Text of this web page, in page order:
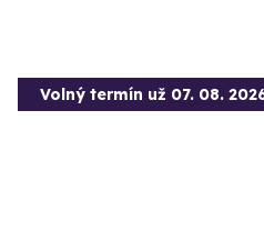
Volný termín už 07. 08.